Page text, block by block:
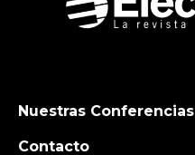
Nuestras Conferencias
Contacto